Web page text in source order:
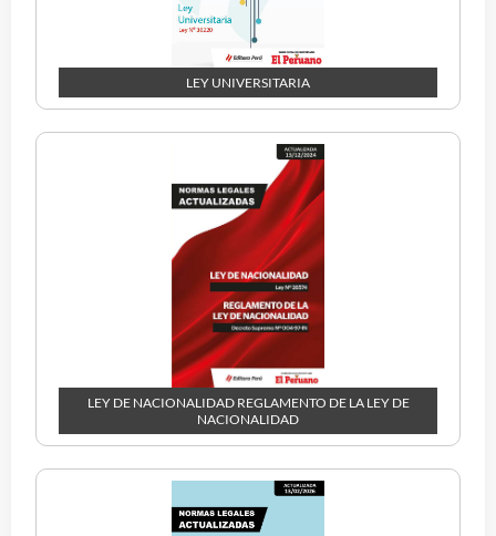
LEY UNIVERSITARIA
LEY DE NACIONALIDAD REGLAMENTO DE LA LEY DE
NACIONALIDAD